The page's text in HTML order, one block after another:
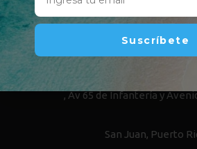
, Av 65 de Infantería y
San Juan, Puerto
Suscríbete